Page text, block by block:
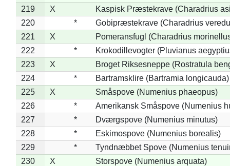
219
X
Kaspisk Præstekrave (Charadrius
220
*
Gobipræstekrave (Charadrius
221
X
Pomeransfugl (Charadrius
222
*
Krokodillevogter (Pluvianus
223
X
Broget Riksesneppe (Rostratula
224
*
Bartramsklire (Bartramia longicauda)
225
X
Småspove (Numenius phaeopus)
226
*
Amerikansk Småspove (Numenius
227
*
Dværgspove (Numenius minutus)
228
*
Eskimospove (Numenius borealis)
229
*
Tyndnæbbet Spove (Numenius
230
X Storspove (Numenius arquata)